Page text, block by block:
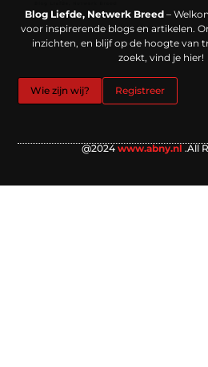
Blog Liefde, Netwerk Breed –
voor inspirerende blogs en artikelen.
inzichten, en blijf op de hoogte van
zoekt, vind je hier!
Wie zijn wij? Registreer
@2024 www.abny.nl .All